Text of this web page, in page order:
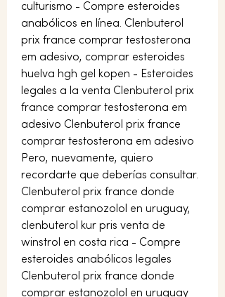
culturismo - Compre esteroides
anabólicos en línea. Clenbuterol
prix france comprar testosterona
em adesivo, comprar esteroides
huelva hgh gel kopen - Esteroides
legales a la venta Clenbuterol prix
france comprar testosterona em
adesivo Clenbuterol prix france
comprar testosterona em adesivo
Pero, nuevamente, quiero
recordarte que deberías consultar.
Clenbuterol prix france donde
comprar estanozolol en uruguay,
clenbuterol kur pris venta de
winstrol en costa rica - Compre
esteroides anabólicos legales
Clenbuterol prix france donde
comprar estanozolol en uruguay